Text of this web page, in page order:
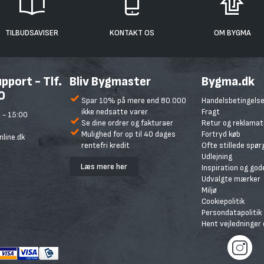
TILBUDSAVISER KONTAKT OS OM BYGMA
- Tlf.
- 15:00
Bliv Bygmaster
Spar 10% på mere end 80.000
ikke nedsatte varer
Se dine ordrer og fakturaer
Mulighed for op til 40 dages
rentefri kredit
Læs mere her
Bygma.dk
Fragt
Retur og
Fortryd køb
Ofte stillede
Udlejning
Inspiration og
Udvalgte mærker
Miljø
Cookiepolitik
Persondatapolitik
Hent vejledninger